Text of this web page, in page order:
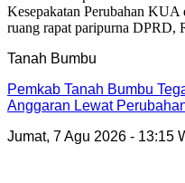
Tanah Bumbu
Pemkab Tanah Bumbu
Anggaran Lewat
Jumat, 7 Agu 2026 - 13:15